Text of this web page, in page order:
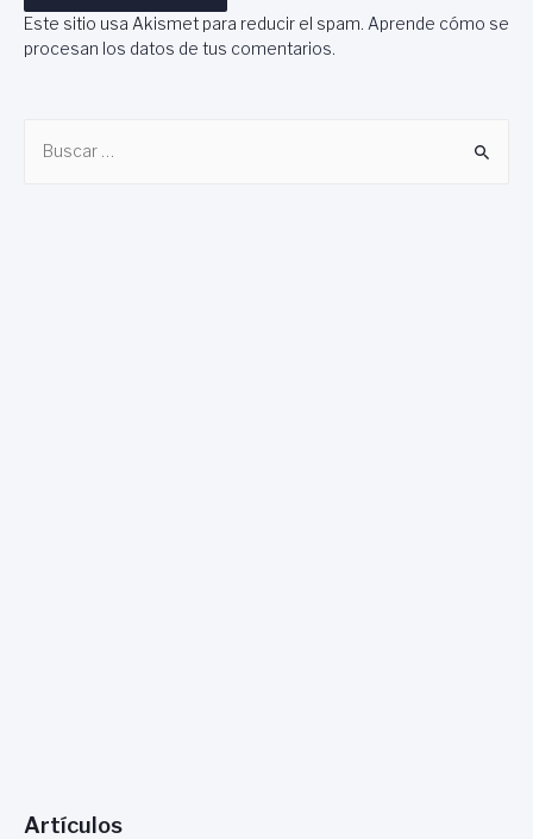
Este sitio usa Akismet para reducir el spam. Aprende cómo se
procesan los datos de tus comentarios.
Artículos